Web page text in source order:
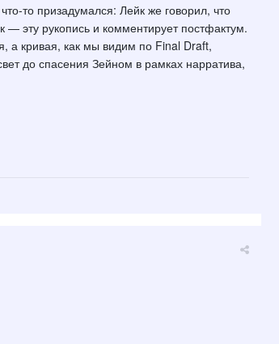
то призадумался: Лейк же говорил, что
эту рукопись и комментирует постфактум.
а кривая, как мы видим по Final Draft,
до спасения Зейном в рамках нарратива,